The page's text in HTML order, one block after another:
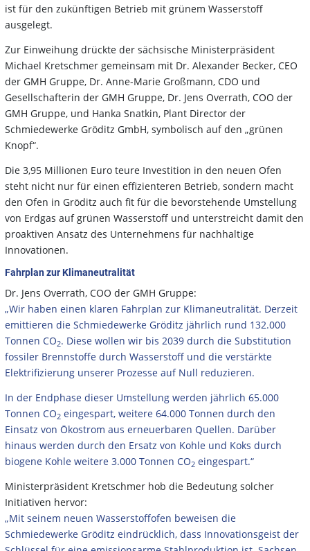
ist für den zukünftigen Betrieb mit grünem Wasserstoff
ausgelegt.
Zur Einweihung drückte der sächsische Ministerpräsident
Michael Kretschmer gemeinsam mit Dr. Alexander Becker, CEO
der GMH Gruppe, Dr. Anne-Marie Großmann, CDO und
Gesellschafterin der GMH Gruppe, Dr. Jens Overrath, COO der
GMH Gruppe, und Hanka Snatkin, Plant Director der
Schmiedewerke Gröditz GmbH, symbolisch auf den „grünen
Knopf“.
Die 3,95 Millionen Euro teure Investition in den neuen Ofen
steht nicht nur für einen effizienteren Betrieb, sondern macht
den Ofen in Gröditz auch fit für die bevorstehende Umstellung
von Erdgas auf grünen Wasserstoff und unterstreicht damit den
proaktiven Ansatz des Unternehmens für nachhaltige
Innovationen.
Fahrplan zur Klimaneutralität
Dr. Jens Overrath, COO der GMH Gruppe:
„Wir haben einen klaren Fahrplan zur Klimaneutralität. Derzeit
emittieren die Schmiedewerke Gröditz jährlich rund 132.000
Tonnen CO2. Diese wollen wir bis 2039 durch die Substitution
fossiler Brennstoffe durch Wasserstoff und die verstärkte
Elektrifizierung unserer Prozesse auf Null reduzieren.
In der Endphase dieser Umstellung werden jährlich 65.000
Tonnen CO2 eingespart, weitere 64.000 Tonnen durch den
Einsatz von Ökostrom aus erneuerbaren Quellen. Darüber
hinaus werden durch den Ersatz von Kohle und Koks durch
biogene Kohle weitere 3.000 Tonnen CO2 eingespart.“
Ministerpräsident Kretschmer hob die Bedeutung solcher
Initiativen hervor:
„Mit seinem neuen Wasserstoffofen beweisen die
Schmiedewerke Gröditz eindrücklich, dass Innovationsgeist der